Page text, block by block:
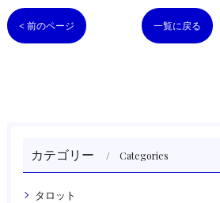
< 前のページ 一覧に戻る
カテゴリー Categories
タロット